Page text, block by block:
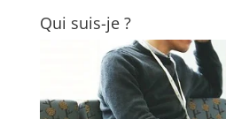
Qui suis-je ?